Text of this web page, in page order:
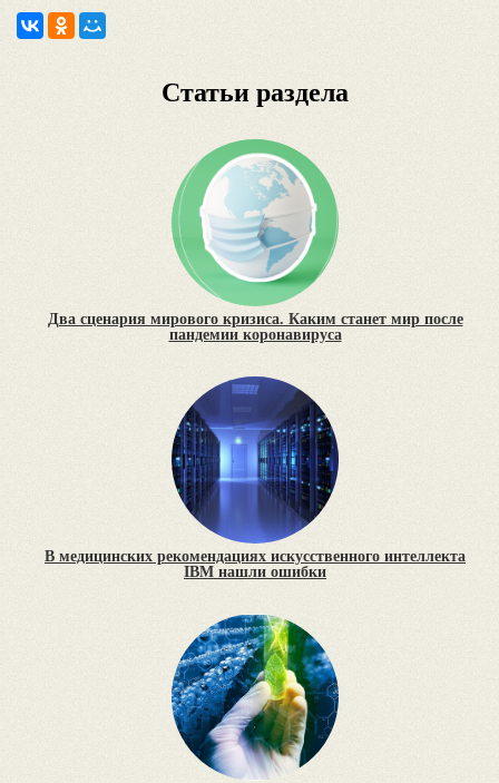
Статьи раздела
Два сценария мирового кризиса. Каким станет мир после
пандемии коронавируса
В медицинских рекомендациях искусственного интеллекта
IBM нашли ошибки